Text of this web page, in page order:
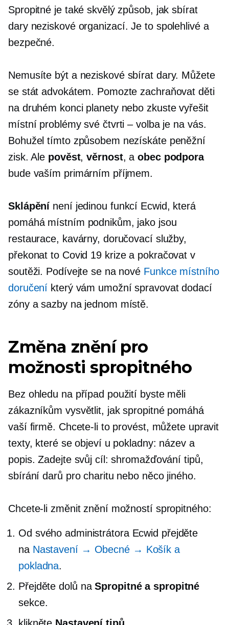
Spropitné je také skvělý způsob, jak sbírat
dary neziskovéorganizací. Je to spolehlivé a
bezpečné.
Nemusíte být a neziskovésbírat dary. Můžete
se stát advokátem. Pomozte zachraňovat děti
na druhém konci planety nebo zkuste vyřešit
místní problémy své čtvrti – volba je na vás.
Bohužel tímto způsobem nezískáte peněžní
zisk. Ale pověst,věrnost, a obec podpora
bude vaším primárním příjmem.
Sklápění není jedinou funkcí Ecwid, která
pomáhá místním podnikům, jako jsou
restaurace, kavárny, doručovací služby,
překonat to Covid 19 krize a pokračovat v
soutěži. Podívejte se na nové Funkce místního
doručení který vám umožní spravovat dodací
zóny a sazby na jednom místě.
Změna znění pro
možnosti spropitného
Bez ohledu na případ použití byste měli
zákazníkům vysvětlit, jak spropitné pomáhá
vaší firmě. Chcete-li to provést, můžete upravit
texty, které se objeví u pokladny: název a
popis. Zadejte svůj cíl: shromažďování tipů,
sbírání darů pro charitu nebo něco jiného.
Chcete-li změnit znění možností spropitného:
Od svého administrátora Ecwid přejděte
na Nastavení → Obecné → Košík a
pokladna.
Přejděte dolů naSpropitné a spropitné
sekce.